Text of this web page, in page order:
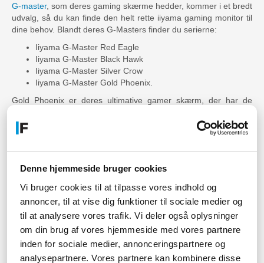
Denne hjemmeside bruger cookies
Vi bruger cookies til at tilpasse vores indhold og
annoncer, til at vise dig funktioner til sociale medier og
til at analysere vores trafik. Vi deler også oplysninger
om din brug af vores hjemmeside med vores partnere
inden for sociale medier, annonceringspartnere og
analysepartnere. Vores partnere kan kombinere disse
G-master, som deres gaming skærme hedder, kommer i et bredt
udvalg, så du kan finde den helt rette iiyama gaming monitor til
dine behov. Blandt deres G-Masters finder du serierne:
Iiyama G-Master Red Eagle
Iiyama G-Master Black Hawk
Iiyama G-Master Silver Crow
Iiyama G-Master Gold Phoenix.
Gold Phoenix er deres ultimative gamer skærm, der har de
lækre all-round gaming skærme, der kan bruges til langt det
meste. Red Eagle er vejen frem, hvis du er til esport og
Har du brug for hjælp til at
vælge din monitor fra iiyama?
Når du skal vælge dig en computerskærm, kan det være lidt en
jungle at finde rundt i diverse producenter og forskellige
specifikationer – for hvad er egentlig vigtigt for dig og dine
behov? Hvis du er lidt i tvivl om dette, vil vi varmt anbefale dig at